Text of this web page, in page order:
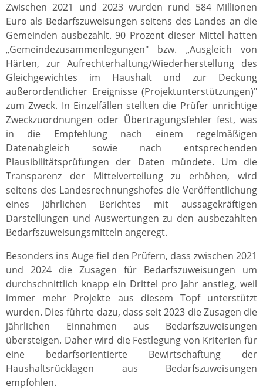
Zwischen 2021 und 2023 wurden rund 584 Millionen
Euro als Bedarfszuweisungen seitens des Landes an die
Gemeinden ausbezahlt. 90 Prozent dieser Mittel hatten
„Gemeindezusammenlegungen" bzw. „Ausgleich von
Härten, zur Aufrechterhaltung/Wiederherstellung des
Gleichgewichtes im Haushalt und zur Deckung
außerordentlicher Ereignisse (Projektunterstützungen)"
zum Zweck. In Einzelfällen stellten die Prüfer unrichtige
Zweckzuordnungen oder Übertragungsfehler fest, was
in die Empfehlung nach einem regelmäßigen
Datenabgleich sowie nach entsprechenden
Plausibilitätsprüfungen der Daten mündete. Um die
Transparenz der Mittelverteilung zu erhöhen, wird
seitens des Landesrechnungshofes die Veröffentlichung
eines jährlichen Berichtes mit aussagekräftigen
Darstellungen und Auswertungen zu den ausbezahlten
Bedarfszuweisungsmitteln angeregt.
Besonders ins Auge fiel den Prüfern, dass zwischen 2021
und 2024 die Zusagen für Bedarfszuweisungen um
durchschnittlich knapp ein Drittel pro Jahr anstieg, weil
immer mehr Projekte aus diesem Topf unterstützt
wurden. Dies führte dazu, dass seit 2023 die Zusagen die
jährlichen Einnahmen aus Bedarfszuweisungen
übersteigen. Daher wird die Festlegung von Kriterien für
eine bedarfsorientierte Bewirtschaftung der
Haushaltsrücklagen aus Bedarfszuweisungen
empfohlen.